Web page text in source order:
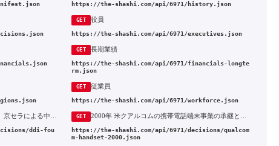
https://the-shashi.com/api/6971/history.json
GET 役員
https://the-shashi.com/api/6971/executives.json
GET 長期業績
https://the-shashi.com/api/6971/financials-longte
rm.json
GET 従業員
https://the-shashi.com/api/6971/workforce.json
ddi-fou
GET
https://the-shashi.com/api/6971/decisions/qualcom
m-handset-2000.json